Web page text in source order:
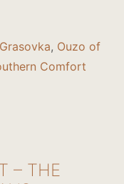
Grasovka, Ouzo of
Comfort
– THE